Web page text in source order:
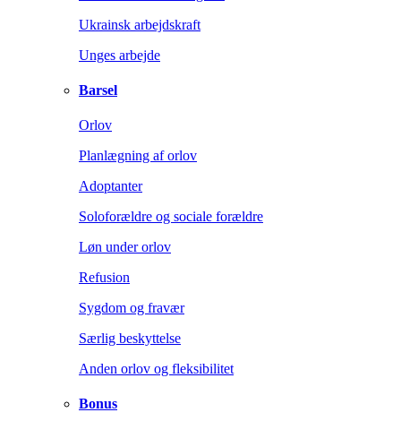
Ukrainsk arbejdskraft
Unges arbejde
Barsel
Orlov
Planlægning af orlov
Adoptanter
Soloforældre og sociale forældre
Løn under orlov
Refusion
Sygdom og fravær
Særlig beskyttelse
Anden orlov og fleksibilitet
Bonus